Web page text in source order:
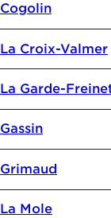
Cogolin
La Croix-Valmer
La Garde-
Gassin
Grimaud
La Mole